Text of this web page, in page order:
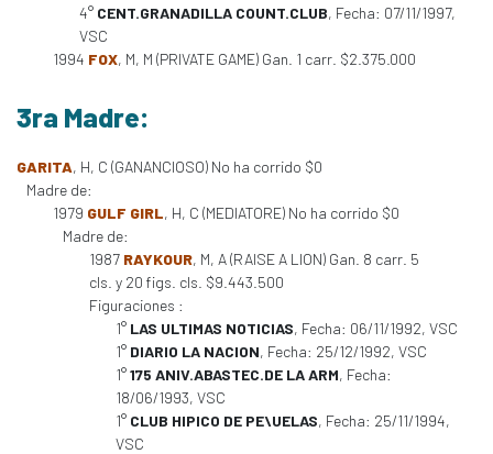
4° CENT.GRANADILLA COUNT.CLUB, Fecha: 07/11/1997,
VSC
1994 FOX, M, M (PRIVATE GAME) Gan. 1 carr. $2.375.000
3ra Madre:
GARITA, H, C (GANANCIOSO) No ha corrido $0
Madre de:
1979 GULF GIRL, H, C (MEDIATORE) No ha corrido $0
Madre de:
1987 RAYKOUR, M, A (RAISE A LION) Gan. 8 carr. 5
cls. y 20 figs. cls. $9.443.500
Figuraciones :
1° LAS ULTIMAS NOTICIAS, Fecha: 06/11/1992, VSC
1° DIARIO LA NACION, Fecha: 25/12/1992, VSC
1°175 ANIV.ABASTEC.DE LA ARM, Fecha:
18/06/1993, VSC
1° CLUB HIPICO DE PE\UELAS, Fecha: 25/11/1994,
VSC